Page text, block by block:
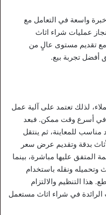
واسعة في التعامل مع
عمليات شراء اثاث
تقديم مستوى عالٍ من
أفضل تجربة بيع.
لذلك تعتمد على آلية عمل
في أسرع وقت ممكن. فبعد
للمعاينة، ثم ينتقل
بدقة وتقديم عرض سعر
المتفق عليها مباشرة، بينما
وتحميله ونقله باستخدام
هذا التنظيم والالتزام
الرائدة في شراء اثاث مستعمل